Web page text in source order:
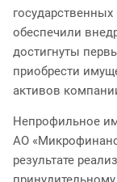
обеспечили
достигнуты
приобрести
активов
Непрофильное
АО
результате